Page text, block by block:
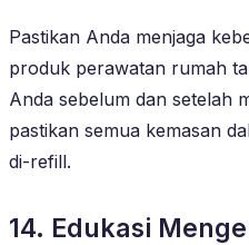
Pastikan Anda menjaga
produk perawatan rumah
Anda sebelum dan setelah
pastikan semua kemasan
di-refill.
14. Edukasi